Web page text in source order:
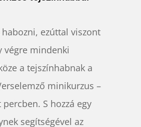
ezúttal viszont
végre mindenki
a tejszínhabnak a
minikurzus –
S hozzá egy
segítségével az